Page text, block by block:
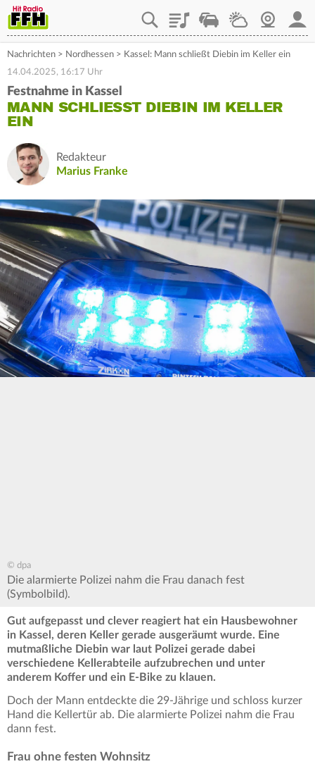
PlaylistStaupilotWetterWebcam
Nachrichten > Nordhessen > Kassel: Mann schließt Diebin im Keller ein
14.04.2025, 16:17 Uhr
Festnahme in Kassel
MANN SCHLIESST DIEBIN IM KELLER E
IN
Redakteur
Marius Franke
© dpa
Die alarmierte Polizei nahm die Frau danach fest
(Symbolbild).
Gut aufgepasst und clever reagiert hat ein Hausbewohner
in Kassel, deren Keller gerade ausgeräumt wurde. Eine
mutmaßliche Diebin war laut Polizei gerade dabei
verschiedene Kellerabteile aufzubrechen und unter
anderem Koffer und ein E-Bike zu klauen.
Doch der Mann entdeckte die 29-Jährige und schloss kurzer
Hand die Kellertür ab. Die alarmierte Polizei nahm die Frau
dann fest.
Frau ohne festen Wohnsitz